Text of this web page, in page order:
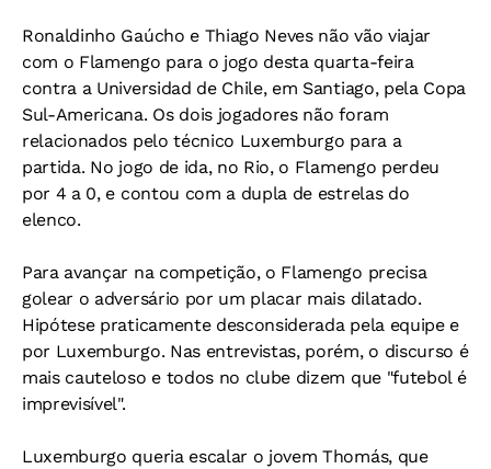
Ronaldinho Gaúcho e Thiago Neves não vão viajar
com o Flamengo para o jogo desta quarta-feira
contra a Universidad de Chile, em Santiago, pela Copa
Sul-Americana. Os dois jogadores não foram
relacionados pelo técnico Luxemburgo para a
partida. No jogo de ida, no Rio, o Flamengo perdeu
por 4 a 0, e contou com a dupla de estrelas do
elenco.
Para avançar na competição, o Flamengo precisa
golear o adversário por um placar mais dilatado.
Hipótese praticamente desconsiderada pela equipe e
por Luxemburgo. Nas entrevistas, porém, o discurso é
mais cauteloso e todos no clube dizem que "futebol é
imprevisível".
Luxemburgo queria escalar o jovem Thomás, que